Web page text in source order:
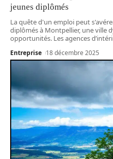
jeunes diplômés
La quête d'un emploi peut
diplômés à Montpellier, une ville
opportunités. Les agences
Entreprise 18 décembre 2025